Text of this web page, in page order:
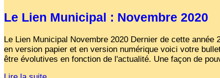
Espace France Services
Le Lien Municipal : Novembre 2020
Le Lien Municipal Novembre 2020 Dernier de cette
en version papier et en version numérique voici votre
être évolutives en fonction de l'actualité. Une façon de